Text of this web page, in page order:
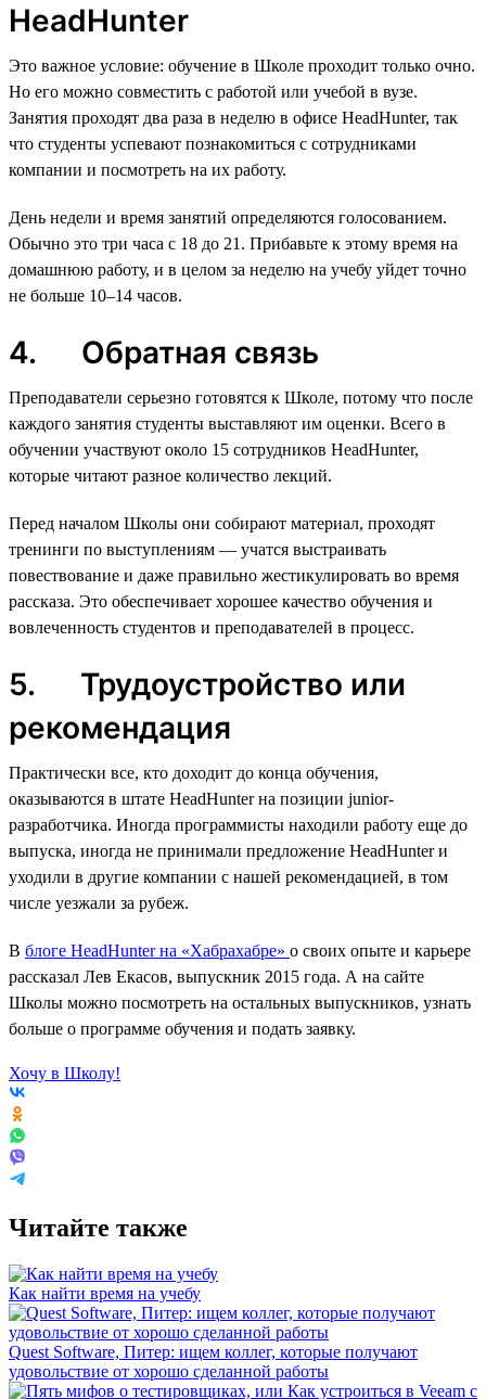
HeadHunter
Это важное условие: обучение в Школе проходит только очно.
Но его можно совместить с работой или учебой в вузе.
Занятия проходят два раза в неделю в офисе HeadHunter, так
что студенты успевают познакомиться с сотрудниками
компании и посмотреть на их работу.
День недели и время занятий определяются голосованием.
Обычно это три часа с 18 до 21. Прибавьте к этому время на
домашнюю работу, и в целом за неделю на учебу уйдет точно
не больше 10–14 часов.
4. Обратная связь
Преподаватели серьезно готовятся к Школе, потому что после
каждого занятия студенты выставляют им оценки. Всего в
обучении участвуют около 15 сотрудников HeadHunter,
которые читают разное количество лекций.
Перед началом Школы они собирают материал, проходят
тренинги по выступлениям — учатся выстраивать
повествование и даже правильно жестикулировать во время
рассказа. Это обеспечивает хорошее качество обучения и
вовлеченность студентов и преподавателей в процесс.
5. Трудоустройство или
рекомендация
Практически все, кто доходит до конца обучения,
оказываются в штате HeadHunter на позиции junior-
разработчика. Иногда программисты находили работу еще до
выпуска, иногда не принимали предложение HeadHunter и
уходили в другие компании с нашей рекомендацией, в том
числе уезжали за рубеж.
В блоге HeadHunter на «Хабрахабре» о своих опыте и карьере
рассказал Лев Екасов, выпускник 2015 года. А на сайте
Школы можно посмотреть на остальных выпускников, узнать
больше о программе обучения и подать заявку.
Хочу в Школу!
Читайте также
Как найти время на учебу
Quest Software, Питер: ищем коллег, которые получают
удовольствие от хорошо сделанной работы